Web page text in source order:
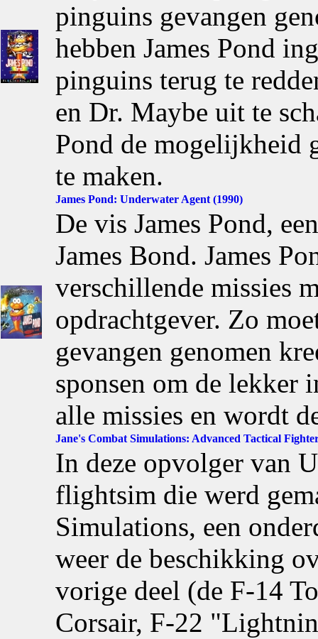
pinguins gevangen
hebben James Pond
pinguins terug te
en Dr. Maybe uit te
Pond de mogelijkheid
te maken.
James Pond: Underwater Agent (1990)
De vis James Pond,
James Bond. James
verschillende missies
opdrachtgever. Zo
gevangen genomen
sponsen om de lekker
alle missies en wordt
Jane's Combat Simulations: Advanced Tactical
In deze opvolger van
flightsim die werd
Simulations, een
weer de beschikking
vorige deel (de F-14
Corsair, F-22